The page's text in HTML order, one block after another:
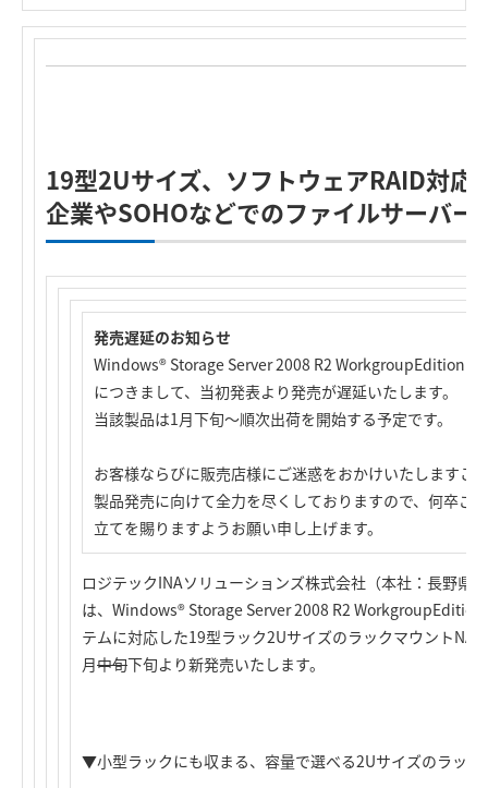
19型2Uサイズ、ソフトウェアRAID対応
企業やSOHOなどでのファイルサーバー
発売遅延のお知らせ
Windows® Storage Server 2008 R2 WorkgroupEditionを
につきまして、当初発表より発売が遅延いたします。
当該製品は1月下旬～順次出荷を開始する予定です。
お客様ならびに販売店様にご迷惑をおかけいたしますこ
製品発売に向けて全力を尽くしておりますので、何卒ご
立てを賜りますようお願い申し上げます。
ロジテックINAソリューションズ株式会社（本社：長野県
は、Windows® Storage Server 2008 R2
テムに対応した19型ラック2Uサイズのラックマウント
月中旬下旬より新発売いたします。
▼小型ラックにも収まる、容量で選べる2Uサイズのラック